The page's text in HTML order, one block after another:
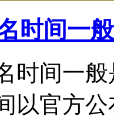
时间一
时间一
以官方